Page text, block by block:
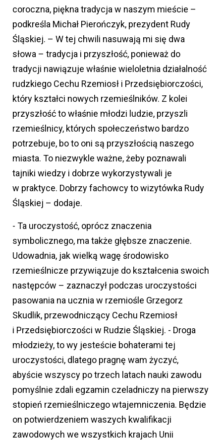
coroczna, piękna tradycja w naszym mieście –
podkreśla Michał Pierończyk, prezydent Rudy
Śląskiej. – W tej chwili nasuwają mi się dwa
słowa – tradycja i przyszłość, ponieważ do
tradycji nawiązuje właśnie wieloletnia działalność
rudzkiego Cechu Rzemiosł i Przedsiębiorczości,
który kształci nowych rzemieślników. Z kolei
przyszłość to właśnie młodzi ludzie, przyszli
rzemieślnicy, których społeczeństwo bardzo
potrzebuje, bo to oni są przyszłością naszego
miasta. To niezwykle ważne, żeby poznawali
tajniki wiedzy i dobrze wykorzystywali je
w praktyce. Dobrzy fachowcy to wizytówka Rudy
Śląskiej – dodaje.
- Ta uroczystość, oprócz znaczenia
symbolicznego, ma także głębsze znaczenie.
Udowadnia, jak wielką wagę środowisko
rzemieślnicze przywiązuje do kształcenia swoich
następców – zaznaczył podczas uroczystości
pasowania na ucznia w rzemiośle Grzegorz
Skudlik, przewodniczący Cechu Rzemiosł
i Przedsiębiorczości w Rudzie Śląskiej. - Droga
młodzieży, to wy jesteście bohaterami tej
uroczystości, dlatego pragnę wam życzyć,
abyście wszyscy po trzech latach nauki zawodu
pomyślnie zdali egzamin czeladniczy na pierwszy
stopień rzemieślniczego wtajemniczenia. Będzie
on potwierdzeniem waszych kwalifikacji
zawodowych we wszystkich krajach Unii